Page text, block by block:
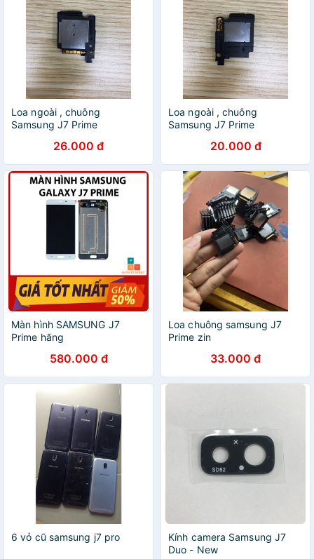
Loa ngoài , chuông
Samsung J7 Prime
26.000 đ
Loa ngoài , chuông
Samsung J7 Prime
20.000 đ
Màn hình SAMSUNG J7
Prime hãng
580.000 đ
Loa chuông samsung J7
Prime zin
33.000 đ
6 vỏ cũ samsung j7 pro
Kính camera Samsung J7
Duo - New